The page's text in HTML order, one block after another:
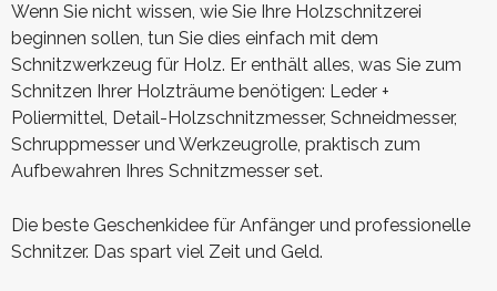
Wenn Sie nicht wissen, wie Sie Ihre Holzschnitzerei
beginnen sollen, tun Sie dies einfach mit dem
Schnitzwerkzeug für Holz. Er enthält alles, was Sie zum
Schnitzen Ihrer Holzträume benötigen: Leder +
Poliermittel, Detail-Holzschnitzmesser, Schneidmesser,
Schruppmesser und Werkzeugrolle, praktisch zum
Aufbewahren Ihres Schnitzmesser set.
Die beste Geschenkidee für Anfänger und professionelle
Schnitzer. Das spart viel Zeit und Geld.